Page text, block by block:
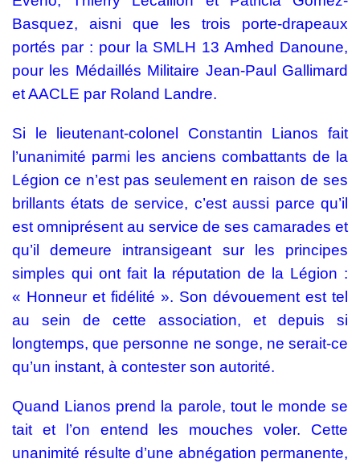
Basquez, aisni que les trois porte-drapeaux
portés par : pour la SMLH 13 Amhed Danoune,
pour les Médaillés Militaire Jean-Paul Gallimard
et AACLE par Roland Landre.
Si le lieutenant-colonel Constantin Lianos fait
l’unanimité parmi les anciens combattants de la
Légion ce n’est pas seulement en raison de ses
brillants états de service, c’est aussi parce qu’il
est omniprésent au service de ses camarades et
qu’il demeure intransigeant sur les principes
simples qui ont fait la réputation de la Légion :
« Honneur et fidélité ». Son dévouement est tel
au sein de cette association, et depuis si
longtemps, que personne ne songe, ne serait-ce
qu’un instant, à contester son autorité.
Quand Lianos prend la parole, tout le monde se
tait et l’on entend les mouches voler. Cette
unanimité résulte d’une abnégation permanente,